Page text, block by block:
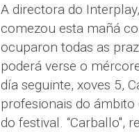
A directora do
comezou esta mañá
ocuparon todas as
poderá verse o
día seguinte, xoves 5,
profesionais do ámbito
do festival. “Carballo",